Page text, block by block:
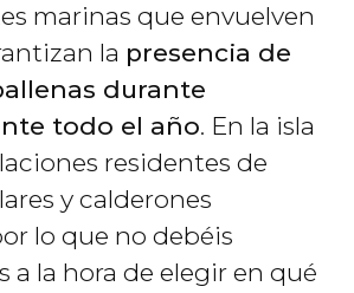
marinas que envuelven
la presencia de
durante
todo el año. En la isla
residentes de
y calderones
lo que no debéis
a la hora de elegir en qué